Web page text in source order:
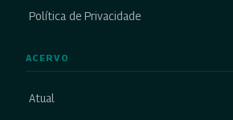
Política de Privacidade
ACERVO
Atual